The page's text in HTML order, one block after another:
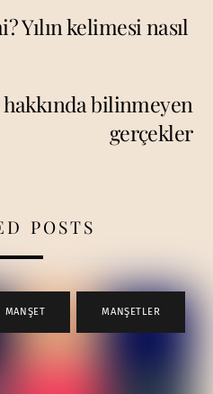
Yılın kelimesi nasıl
bilinmeyen
gerçekler
POSTS
MANŞET MANŞETLER